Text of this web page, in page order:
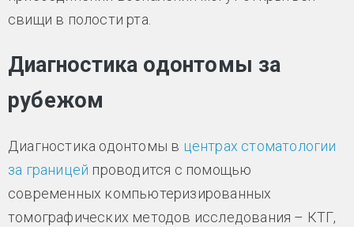
свищи в полости рта.
Диагностика одонтомы за
рубежом
Диагностика одонтомы в центрах стоматологии
за границей проводится с помощью
современных компьютеризированных
томографических методов исследования – КТГ,